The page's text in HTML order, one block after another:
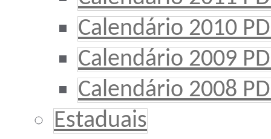
Calendário 2010
Calendário 2009
Calendário 2008
Estaduais